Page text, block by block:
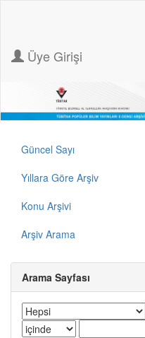
Üye Girişi
Güncel Sayı
Yıllara Göre Arşiv
Konu Arşivi
Arşiv Arama
Arama Sayfası